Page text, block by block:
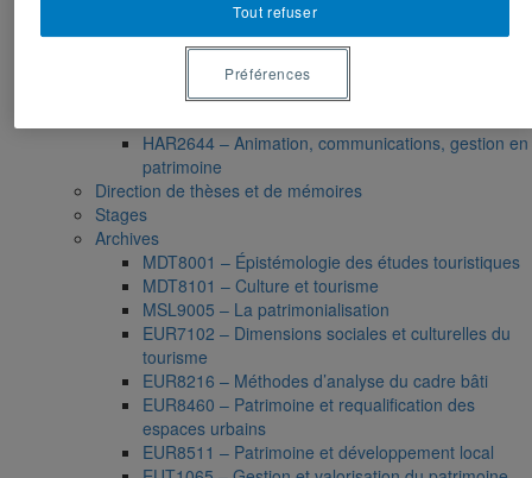
EUR9118 – Patrimonialisation et représentations
patrimoniales en milieu urbain
Muséologie, médiation et patrimoine
MSL9006 La patrimonialisation
HAR2644 – Animation, communications, gestion en
patrimoine
Direction de thèses et de mémoires
Stages
Archives
MDT8001 – Épistémologie des études touristiques
MDT8101 – Culture et tourisme
MSL9005 – La patrimonialisation
EUR7102 – Dimensions sociales et culturelles du
tourisme
EUR8216 – Méthodes d’analyse du cadre bâti
EUR8460 – Patrimoine et requalification des
espaces urbains
EUR8511 – Patrimoine et développement local
Tout refuser
Préférences